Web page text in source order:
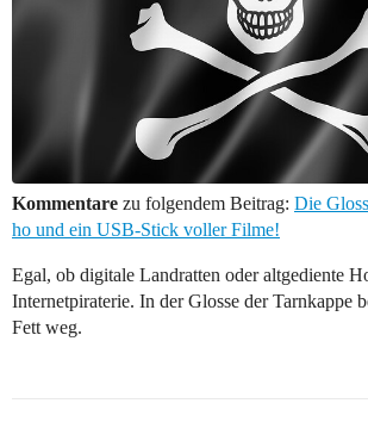
Kommentare zu folgendem Beitrag: Die
ho und ein USB-Stick voller Filme!
Egal, ob digitale Landratten oder altgediente
Internetpiraterie. In der Glosse der Tarnkappe
Fett weg.